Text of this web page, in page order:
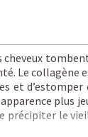
Le collagène
et
plus
précipiter le